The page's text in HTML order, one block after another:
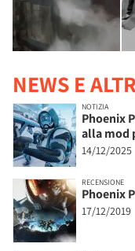
NEWS E
NOTIZIA
Phoenix
alla mod
14/12/2025
RECENSIONE
Phoenix
17/12/2019